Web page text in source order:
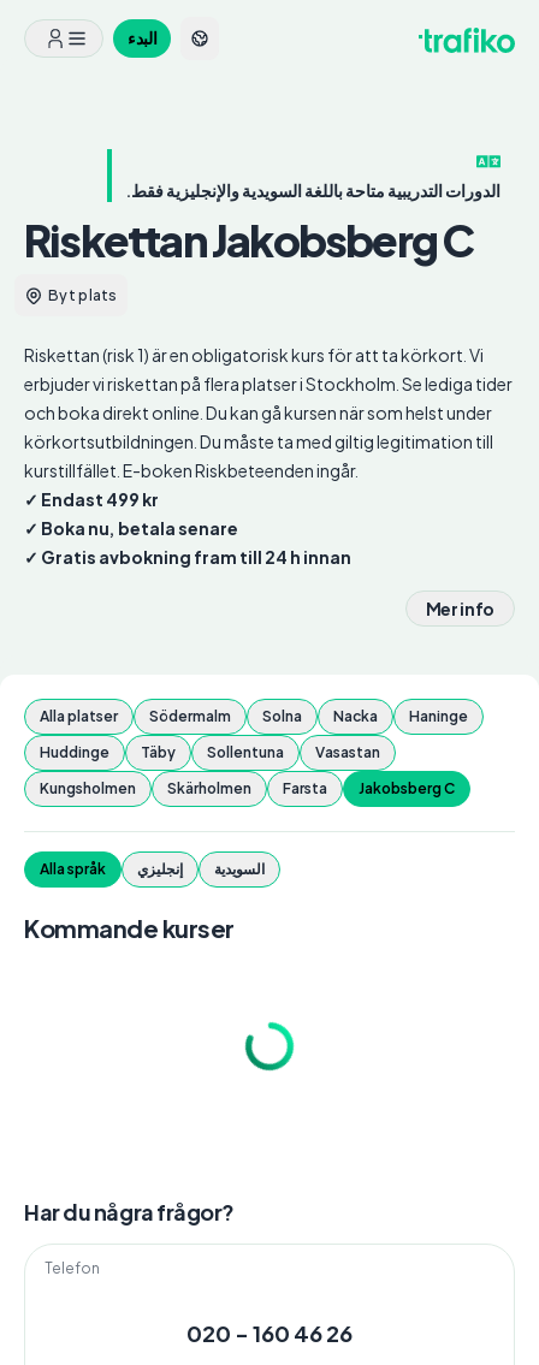
البدء
الدورات التدريبية متاحة باللغة السويدية والإنجليزية فقط.
RiskettanJakobsberg C
Byt plats
Riskettan (risk 1) är en obligatorisk kurs för att ta körkort. Vi
erbjuder vi riskettan på flera platser i Stockholm. Se lediga tider
och boka direkt online. Du kan gå kursen när som helst under
körkortsutbildningen. Du måste ta med giltig legitimation till
kurstillfället. E-boken Riskbeteenden ingår.
✓ Endast 499 kr
✓ Boka nu, betala senare
✓ Gratis avbokning fram till 24 h innan
Mer info
Alla platser Södermalm Solna Nacka
Haninge
Huddinge
Täby Sollentuna
Vasastan
Kungsholmen
Skärholmen Farsta Jakobsberg C
Alla språk إنجليزي السويدية
Kommande kurser
Har du några frågor?
Telefon
020 - 160 46 26